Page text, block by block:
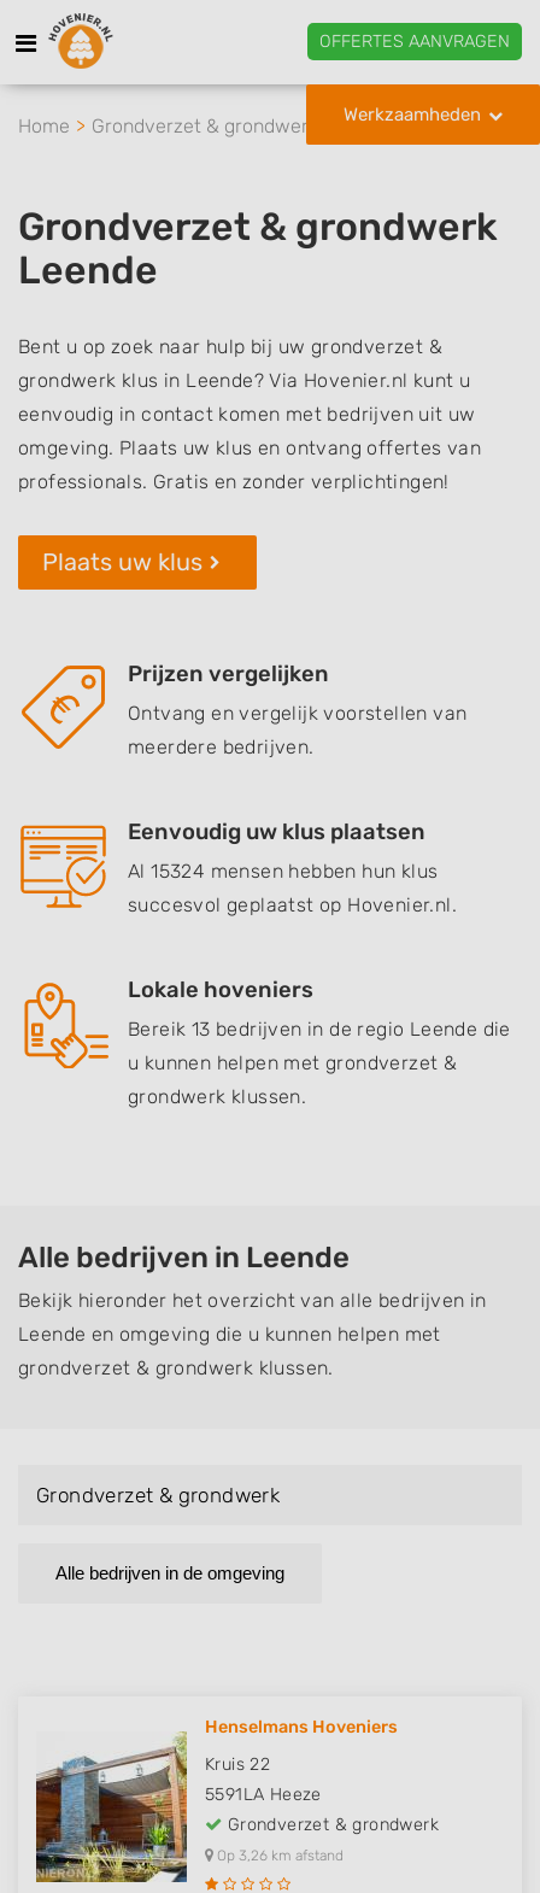
OFFERTES AANVRAGEN
Werkzaamheden
Home Grondverzet & grondwerk Leende
Grondverzet & grondwerk
Leende
Bent u op zoek naar hulp bij uw grondverzet &
grondwerk klus in Leende? Via Hovenier.nl kunt u
eenvoudig in contact komen met bedrijven uit uw
omgeving. Plaats uw klus en ontvang offertes van
professionals. Gratis en zonder verplichtingen!
Plaats uw klus
Prijzen vergelijken
Ontvang en vergelijk voorstellen van
meerdere bedrijven.
Eenvoudig uw klus plaatsen
Al 15324 mensen hebben hun klus
succesvol geplaatst op Hovenier.nl.
Lokale hoveniers
Bereik 13 bedrijven in de regio Leende die
u kunnen helpen met grondverzet &
grondwerk klussen.
Alle bedrijven in Leende
Bekijk hieronder het overzicht van alle bedrijven in
Leende en omgeving die u kunnen helpen met
grondverzet & grondwerk klussen.
Grondverzet & grondwerk
Alle bedrijven in de omgeving
Henselmans Hoveniers
Kruis 22
5591LA Heeze
Grondverzet & grondwerk
Op 3,26 km afstand